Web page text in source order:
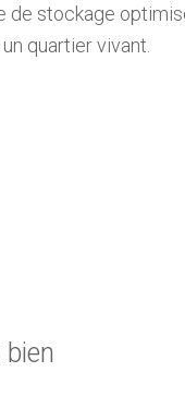
de stockage
quartier vivant.